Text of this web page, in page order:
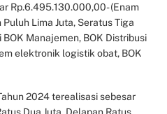
Rp.6.495.130.000,00- (Enam
Lima Juta, Seratus Tiga
Manajemen, BOK Distribusi
elektronik logistik obat, BOK
2024 terealisasi sebesar